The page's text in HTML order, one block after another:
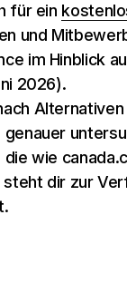
für ein
und
im Hinblick
2026).
genauer
wie
steht dir zur